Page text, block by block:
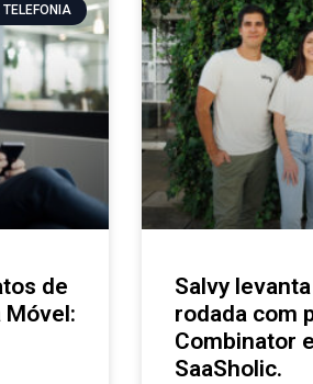
TELEFONIA
de
Móvel:
Salvy
rodada com
Combinator
SaaSholic.